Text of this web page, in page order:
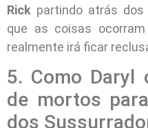
Rick partindo atrás
que as coisas
realmente irá ficar
5. Como Daryl
de mortos
dos